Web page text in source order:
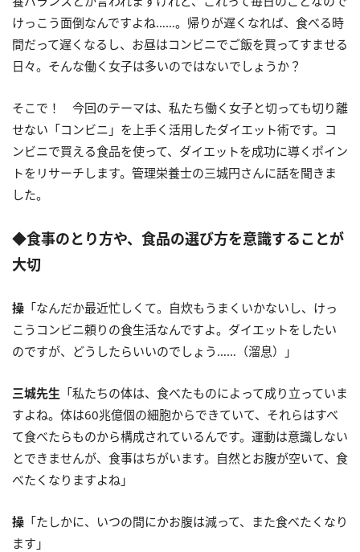
けっこう面倒なんですよね……。帰りが遅くなれば、食べる時
間だって遅くなるし、お昼はコンビニでご飯を買ってすませる
日々。そんな働く女子は多いのではないでしょうか？
そこで！ 今回のテーマは、私たち働く女子と切っても切り離
せない「コンビニ」を上手く活用したダイエット術です。コ
ンビニで買える食品を使って、ダイエットを成功に導くポイン
トをリサーチします。管理栄養士の三城円さんに話を聞きま
した。
◆食事のとり方や、食品の選び方を意識することが
大切
操 「なんだか最近忙しくて。自炊もうまくいかないし、けっ
こうコンビニ頼りの食生活なんですよ。ダイエットをしたい
のですが、どうしたらいいのでしょう……（溜息）」
三城先生 「私たちの体は、食べたものによって成り立っていま
すよね。体は60兆億個の細胞からできていて、それらはすべ
て食べたらものから構成されているんです。運動は意識しない
とできませんが、食事はちがいます。自然とお腹が空いて、食
べたくなりますよね」
操 「たしかに、いつの間にかお腹は減って、また食べたくなり
ます」